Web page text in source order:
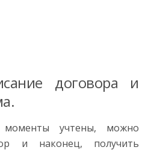
договора и
учтены, можно
и наконец, получить